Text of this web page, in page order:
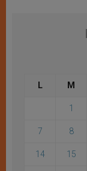
L M
1
7 8
14 15